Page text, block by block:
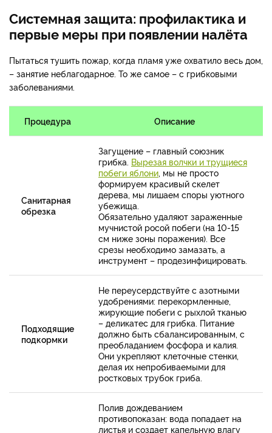
Системная защита: профилактика и
первые меры при появлении налёта
Пытаться тушить пожар, когда пламя уже охватило весь дом,
– занятие неблагодарное. То же самое – с грибковыми
заболеваниями.
Процедура Описание
Санитарная
обрезка
Загущение – главный союзник
грибка. Вырезая волчки и трущиеся
побеги яблони, мы не просто
формируем красивый скелет
дерева, мы лишаем споры уютного
убежища.
Обязательно удаляют зараженные
мучнистой росой побеги (на 10-15
см ниже зоны поражения). Все
срезы необходимо замазать, а
инструмент – продезинфицировать.
Подходящие
подкормки
Не переусердствуйте с азотными
удобрениями: перекормленные,
жирующие побеги с рыхлой тканью
– деликатес для грибка. Питание
должно быть сбалансированным, с
преобладанием фосфора и калия.
Они укрепляют клеточные стенки,
делая их непробиваемыми для
ростковых трубок гриба.
Полив дождеванием
противопоказан: вода попадает на
листья и создает капельную влагу